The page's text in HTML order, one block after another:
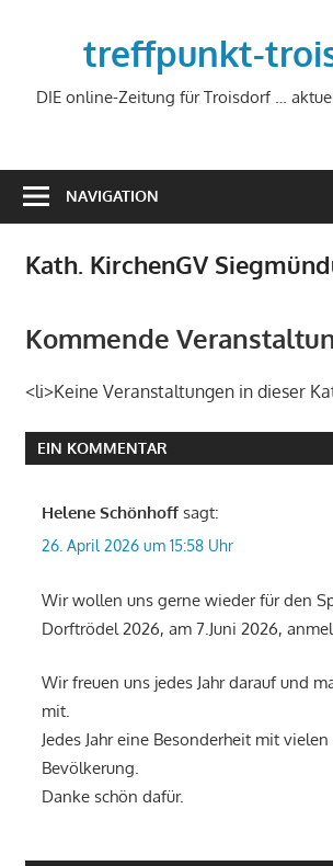
treffpunkt-
DIE online-Zeitung für Troisdorf …
NAVIGATION
Kath. KirchenGV
Kommende
<li>Keine Veranstaltungen in dieser
EIN KOMMENTAR
Helene Schönhoff sagt:
26. April 2026 um 15:58 Uhr
Wir wollen uns gerne wieder für den
Dorftrödel 2026, am 7.Juni 2026,
Wir freuen uns jedes Jahr darauf und
mit.
Jedes Jahr eine Besonderheit mit
Bevölkerung.
Danke schön dafür.